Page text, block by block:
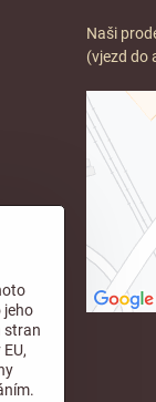
Naši
(vjezd do
jeho
stran